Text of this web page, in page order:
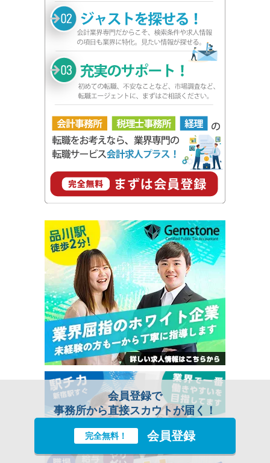
会員登録で
事務所から直接スカウトが届く！
完全無料！ 会員登録